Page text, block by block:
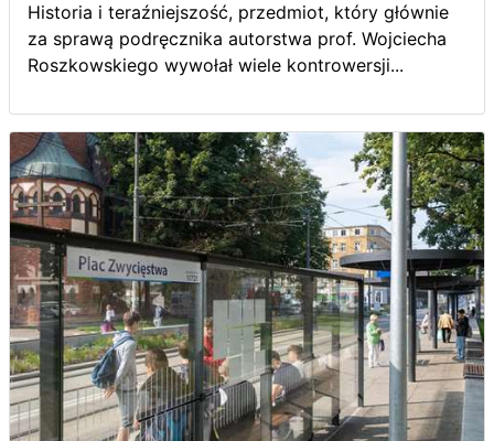
Historia i teraźniejszość, przedmiot, który głównie
za sprawą podręcznika autorstwa prof. Wojciecha
Roszkowskiego wywołał wiele kontrowersji...